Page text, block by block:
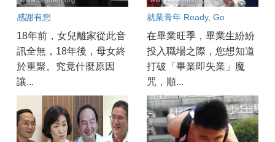
感謝有您
18年前，女兒離家從此音
訊全無，18年後，母女終
於重聚。究竟什麼原因
讓...
就業青年 Ready, Go
在畢業旺季，畢業生紛紛
投入職場之際，您想知道
打破「畢業即失業」魔
咒，順...